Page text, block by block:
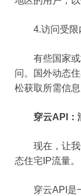
4.访问受限
有些国家或
问。国外动态
松获取所需信息
穿云API：
现在，让我
态住宅IP流量。
穿云API是一